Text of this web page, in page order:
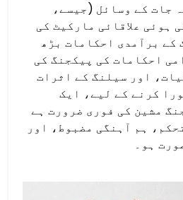
جات کے وسائل (جیسے،
ہوئی علاقائی مارکیٹ کی
کے برآمدی احکامات بڑھ
احکامات کی پیکجنگ کی
اور سیلنگ کے اثرات
کرنے کے لیے، ایک
مشین کی فوری ضرورت ہے
ہم آہنگی مضبوط، اور
ہو۔